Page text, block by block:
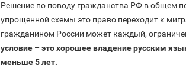
Решение по поводу гражданства РФ в общем
упрощенной схемы это право переходит к
гражданином России может каждый,
условие – это хорошее владение русским
меньше 5 лет.